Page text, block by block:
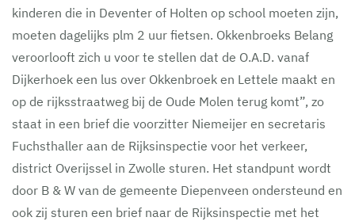
kinderen die in Deventer of Holten op school moeten zijn,
moeten dagelijks plm 2 uur fietsen. Okkenbroeks Belang
veroorlooft zich u voor te stellen dat de O.A.D. vanaf
Dijkerhoek een lus over Okkenbroek en Lettele maakt en
op de rijksstraatweg bij de Oude Molen terug komt”, zo
staat in een brief die voorzitter Niemeijer en secretaris
Fuchsthaller aan de Rijksinspectie voor het verkeer,
district Overijssel in Zwolle sturen. Het standpunt wordt
door B & W van de gemeente Diepenveen ondersteund en
ook zij sturen een brief naar de Rijksinspectie met het